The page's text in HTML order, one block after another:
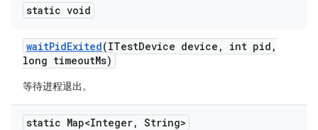
static void
waitPidExited(ITestDevice device , int pid ,
long timeoutMs)
等待进程退出。
static Map<Integer, String>